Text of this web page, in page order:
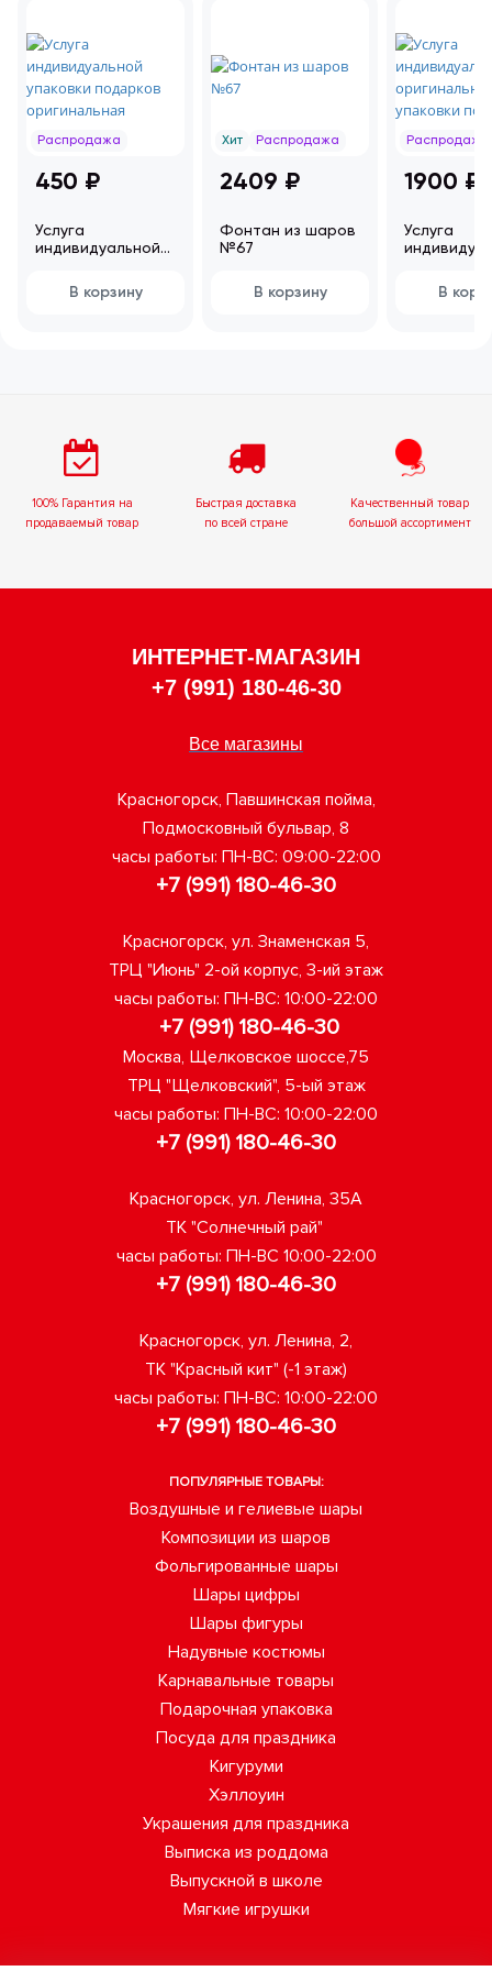
Распродажа
450 ₽
Услуга
индивидуальной
подарков
оригинальная
В корзину
Хит Распродажа
2409 ₽
Фонтан из шаров
№67
В корзину
Распродажа
1900 ₽
Услуга
упаковки
подарков
В
100% Гарантия на
продаваемый товар
Быстрая доставка
по всей стране
Качественный товар
большой ассортимент
ИНТЕРНЕТ-МАГАЗИН
+7 (991) 180-46-30
Все магазины
Красногорск, Павшинская пойма,
Подмосковный бульвар, 8
часы работы: ПН-ВС: 09:00-22:00
+7 (991) 180-46-30
Красногорск, ул. Знаменская 5,
ТРЦ "Июнь" 2-ой корпус, 3-ий этаж
часы работы: ПН-ВС: 10:00-22:00
+7 (991) 180-46-30
Москва, Щелковское шоссе,75
ТРЦ "Щелковский", 5-ый этаж
часы работы: ПН-ВС: 10:00-22:00
+7 (991) 180-46-30
Красногорск, ул. Ленина, 35А
ТК "Солнечный рай"
часы работы: ПН-ВС 10:00-22:00
+7 (991) 180-46-30
Красногорск, ул. Ленина, 2,
ТК "Красный кит" (-1 этаж)
часы работы: ПН-ВС: 10:00-22:00
+7 (991) 180-46-30
ПОПУЛЯРНЫЕ ТОВАРЫ:
Воздушные и гелиевые шары
Композиции из шаров
Фольгированные шары
Шары цифры
Шары фигуры
Надувные костюмы
Карнавальные товары
Подарочная упаковка
Посуда для праздника
Кигуруми
Хэллоуин
Украшения для праздника
Выписка из роддома
Выпускной в школе
Мягкие игрушки